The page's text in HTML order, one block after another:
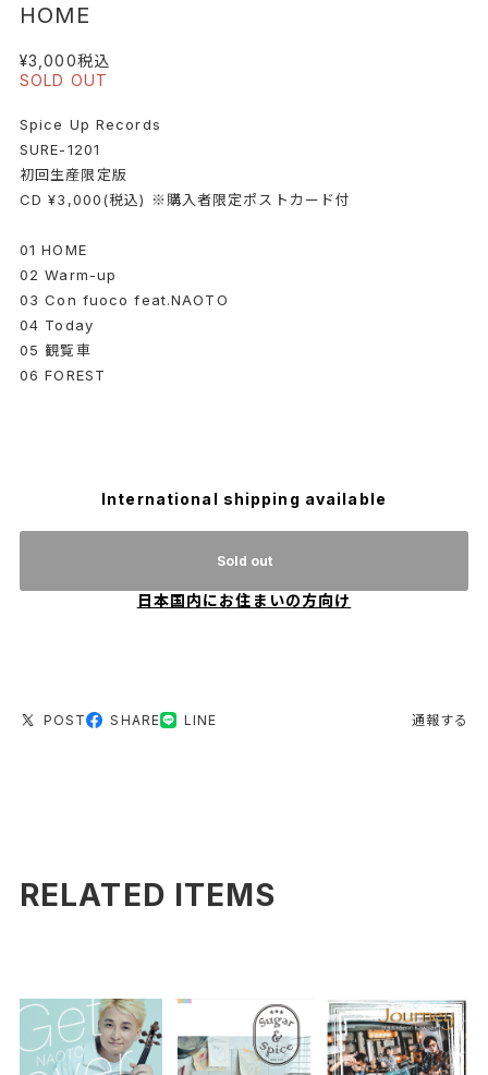
HOME
¥3,000税込
SOLD OUT
Spice Up Records
SURE-1201
初回生産限定版
CD ¥3,000(税込) ※購入者限定ポストカード付
01 HOME
02 Warm-up
03 Con fuoco feat.NAOTO
04 Today
05 観覧車
06 FOREST
International shipping available
Sold out
日本国内にお住まいの方向け
POST SHARE LINE 通報する
RELATED ITEMS